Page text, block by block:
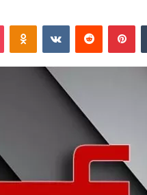
بينتيريست